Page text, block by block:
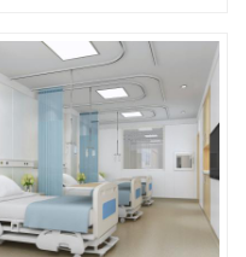
dignos de confianza
Pavimentos de plástico
médico: la clave para
mejorar la experiencia
médica